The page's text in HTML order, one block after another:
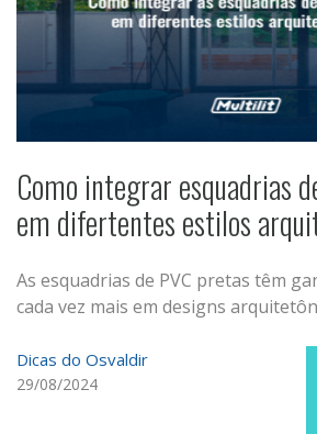
Como integrar esquadrias
em difertentes estilos
As esquadrias de PVC pretas têm
cada vez mais em designs
Dicas do Osvaldir
29/08/2024